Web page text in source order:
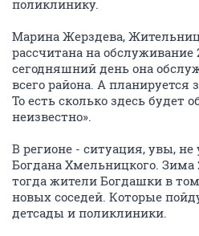
поликлинику.
Марина Жерздева,
рассчитана на обслуживание
сегодняшний день она
всего района. А планируется
То есть сколько здесь будет
неизвестно».
В регионе - ситуация, увы,
Богдана Хмельницкого. Зима
тогда жители Богдашки в
новых соседей. Которые
детсады и поликлиники.